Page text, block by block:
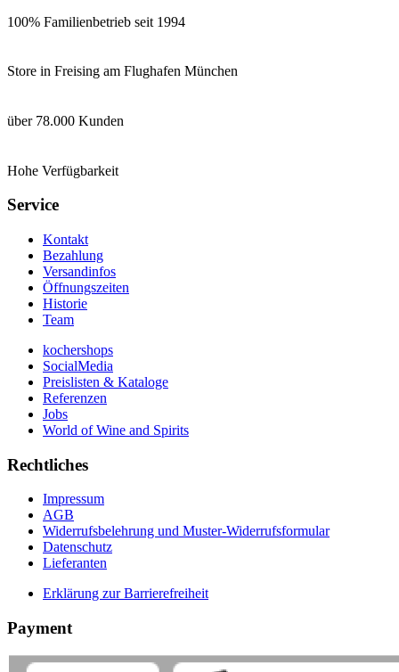
100% Familienbetrieb seit 1994
Store in Freising am Flughafen München
über 78.000 Kunden
Hohe Verfügbarkeit
Service
Kontakt
Bezahlung
Versandinfos
Öffnungszeiten
Historie
Team
kochershops
SocialMedia
Preislisten & Kataloge
Referenzen
Jobs
World of Wine and Spirits
Rechtliches
Impressum
AGB
Widerrufsbelehrung und Muster-Widerrufsformular
Datenschutz
Lieferanten
Erklärung zur Barrierefreiheit
Payment